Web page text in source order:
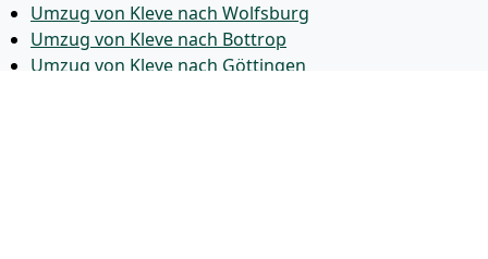
Umzug von Kleve nach Wolfsburg
Umzug von Kleve nach Bottrop
Umzug von Kleve nach Göttingen